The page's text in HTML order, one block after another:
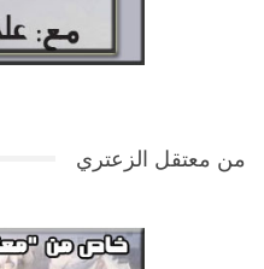
من معتقل الزعتري